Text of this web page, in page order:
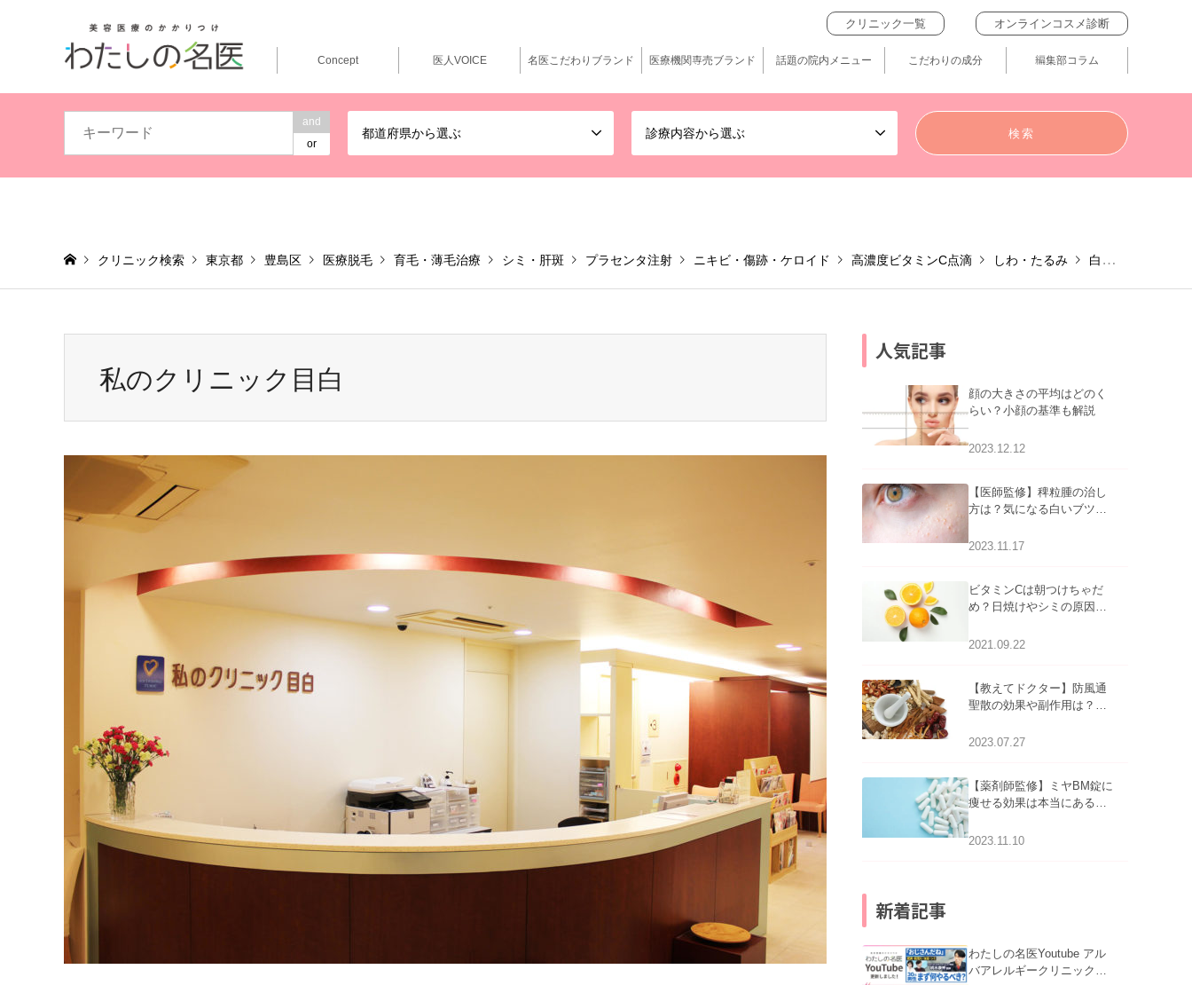
and
or
都道府県から選ぶ 診療内容から選ぶ
クリニック一覧 オンラインコスメ診断
Concept 医人VOICE 名医こだわりブランド 医療機関専売ブランド 話題の院内メニュー こだわりの成分 編集部コラム
クリニック検索 東京都 豊島区 医療脱毛 育毛・薄毛治療 シミ・肝斑 プラセンタ注射 ニキビ・傷跡・ケロイド 高濃度ビタミンC点滴 しわ・たるみ 白玉注射（グルタチオン注射）
私のクリニック目白
人気記事
顔の大きさの平均はどのく
らい？小顔の基準も解説
2023.12.12
【医師監修】稗粒腫の治し
方は？気になる白いブツブ
アについて
2023.11.17
ビタミンCは朝つけちゃだ
め？日焼けやシミの原因に
2021.09.22
【教えてドクター】防風通
聖散の効果や副作用は？長
2023.07.27
【薬剤師監修】ミヤBM錠に
痩せる効果は本当にある
2023.11.10
新着記事
わたしの名医Youtube アル
バアレルギークリニック札